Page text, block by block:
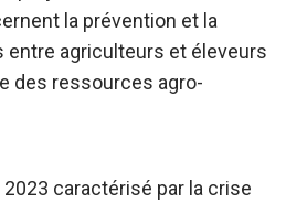
la prévention et la
agriculteurs et éleveurs
des ressources agro-
caractérisé par la crise